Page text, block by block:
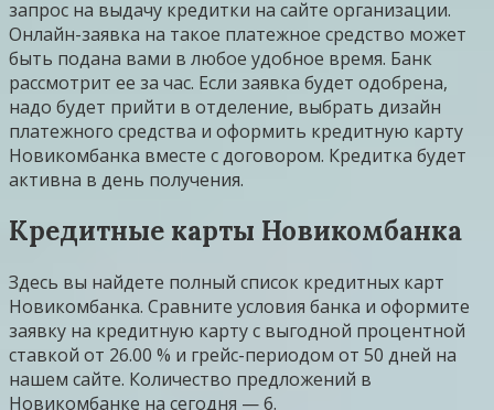
запрос на выдачу кредитки на сайте организации.
Онлайн-заявка на такое платежное средство может
быть подана вами в любое удобное время. Банк
рассмотрит ее за час. Если заявка будет одобрена,
надо будет прийти в отделение, выбрать дизайн
платежного средства и оформить кредитную карту
Новикомбанка вместе с договором. Кредитка будет
активна в день получения.
Кредитные карты Новикомбанка
Здесь вы найдете полный список кредитных карт
Новикомбанка. Сравните условия банка и оформите
заявку на кредитную карту с выгодной процентной
ставкой от 26.00 % и грейс-периодом от 50 дней на
нашем сайте. Количество предложений в
Новикомбанке на сегодня — 6.